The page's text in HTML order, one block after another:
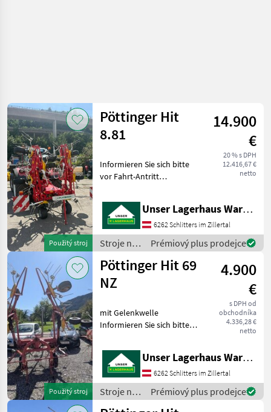
Použitý stroj
Pöttinger Hit
8.81
14.900
€
20 % s DPH
12.416,67 €
netto
Informieren Sie sich bitte
vor Fahrt-Antritt
Ihnen angefragte Maschine
aktuell bei uns am Lager
steht. Wir inserieren auch
Maschinen, die sic
Unser Lagerhaus Warenhandelsges.m.b.H.
6262 Schlitters im Zillertal
Stroje na
zber
objemových
krmív /
Pöttinger
Prémiový plus prodejce
Použitý stroj
Pöttinger Hit 69
NZ
4.900
€
s DPH od
obchodníka
4.336,28 €
netto
mit Gelenkwelle
Informieren Sie sich bitte
telefonisch, ob die von
Ihnen angefragte
Gebrauchtmaschine aktuell
bei uns am am Lager steht.
Wir ins
Unser Lagerhaus Warenhandelsges.m.b.H.
6262 Schlitters im Zillertal
Stroje na
zber
Prémiový plus prodejce